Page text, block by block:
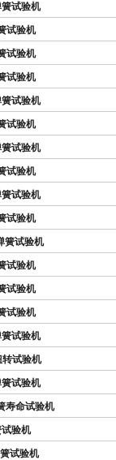
簧试验机
试验机
试验机
试验机
簧试验机
试验机
簧试验机
试验机
簧试验机
试验机
簧试验机
试验机
试验机
试验机
簧试验机
转试验机
簧试验机
寿命试验机
试验机
试验机